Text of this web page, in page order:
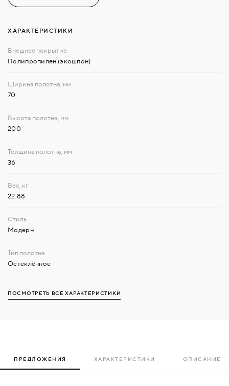
ХАРАКТЕРИСТИКИ
Полипропилен (экошпон)
70
200
36
22.88
Модерн
Остеклённое
ПОСМОТРЕТЬ ВСЕ ХАРАКТЕРИСТИКИ
ПРЕДЛОЖЕНИЯ ХАРАКТЕРИСТИКИ ОПИСАНИЕ